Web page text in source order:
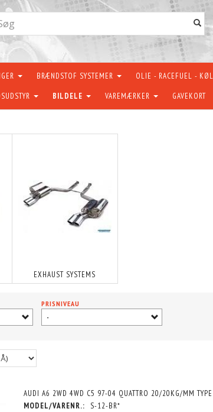
BRÆNDSTOF SYSTEMER OLIE - RACEFUEL -
BILDELE VAREMÆRKER GAVEKORT
EXHAUST SYSTEMS
PRISNIVEAU
-
AUDI A6 2WD 4WD C5 97-04 QUATTRO 20/20KG/MM TYPE
MODEL/VARENR.:
S-12-BR*